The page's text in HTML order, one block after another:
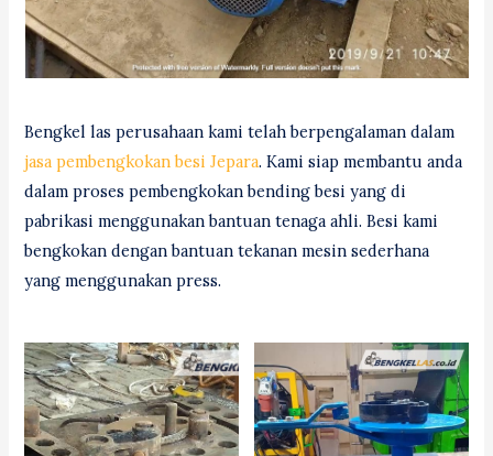
Bengkel las perusahaan kami telah berpengalaman dalam
jasa pembengkokan besi Jepara. Kami siap membantu anda
dalam proses pembengkokan bending besi yang di
pabrikasi menggunakan bantuan tenaga ahli. Besi kami
bengkokan dengan bantuan tekanan mesin sederhana
yang menggunakan press.